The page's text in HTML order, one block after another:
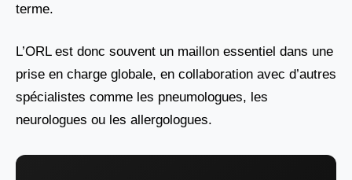
terme.
L’ORL est donc souvent un maillon essentiel dans une
prise en charge globale, en collaboration avec d’autres
spécialistes comme les pneumologues, les
neurologues ou les allergologues.